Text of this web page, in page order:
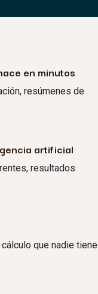
en minutos
resúmenes de
artificial
resultados
que nadie tiene